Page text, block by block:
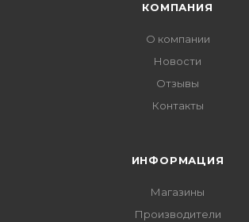
КОМПАНИЯ
О компании
Новости
Отзывы
Контакты
ИНФОРМАЦИЯ
Магазины
Производители